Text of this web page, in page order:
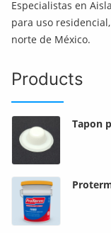
Especialistas en
para uso
norte de México.
Products
Tapon